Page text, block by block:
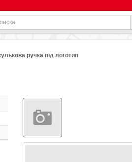
ручка під логотип